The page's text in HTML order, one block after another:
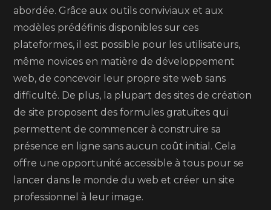
abordée. Grâce aux outils conviviaux et aux
modèles prédéfinis disponibles sur ces
plateformes, il est possible pour les utilisateurs,
même novices en matière de développement
web, de concevoir leur propre site web sans
difficulté. De plus, la plupart des sites de création
de site proposent des formules gratuites qui
permettent de commencer à construire sa
présence en ligne sans aucun coût initial. Cela
offre une opportunité accessible à tous pour se
lancer dans le monde du web et créer un site
professionnel à leur image.